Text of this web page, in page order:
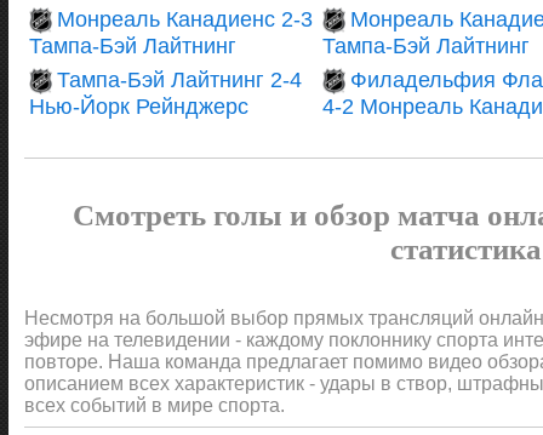
Монреаль Канадиенс 2-3
Тампа-Бэй Лайтнинг
Монреаль
Тампа-Бэй Лайтнинг
Тампа-Бэй Лайтнинг 2-4
Нью-Йорк Рейнджерс
Филадельфия
4-2 Монреаль
Смотреть голы и обзор матча
статистика
Несмотря на большой выбор прямых трансляций
эфире на телевидении - каждому поклоннику спорта
повторе. Наша команда предлагает помимо видео
описанием всех характеристик - удары в створ,
всех событий в мире спорта.